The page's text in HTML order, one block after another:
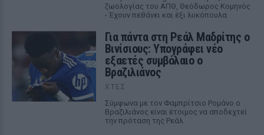
ζωολογίας του ΑΠΘ, Θεόδωρος Κομηνός
- Έχουν πεθάνει και έξι λυκόπουλα
Για πάντα στη Ρεάλ Μαδρίτης ο
Βινίσιους: Υπογράφει νέο
εξαετές συμβόλαιο ο
Βραζιλιάνος
ΧΤΕΣ
Σύμφωνα με τον Φαμπρίτσιο Ρομάνο ο
Βραζιλιάνος είναι έτοιμος να αποδεχτεί
την πρόταση της Ρεάλ